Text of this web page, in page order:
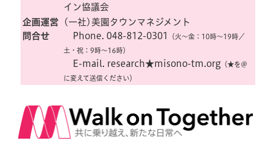
イン協議会
企画運営
問合せ
(一社)美園タウンマネジメント
Phone. 048-812-0301
（火〜金：10時〜19時／
土・祝：9時〜16時）
E-mail. research★misono-tm.org （★を＠
に変えて送信ください）